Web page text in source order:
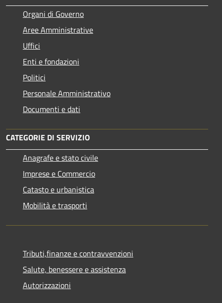
Organi di Governo
Aree Amministrative
Uffici
Enti e fondazioni
Politici
Personale Amministrativo
Documenti e dati
CATEGORIE DI SERVIZIO
Anagrafe e stato civile
Imprese e Commercio
Catasto e urbanistica
Mobilità e trasporti
Tributi,finanze e contravvenzioni
Salute, benessere e assistenza
Autorizzazioni